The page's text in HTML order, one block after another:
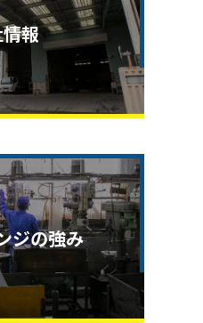
報
ジの強み